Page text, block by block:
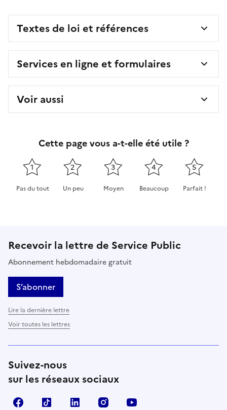
Textes de loi et références
Services en ligne et formulaires
Voir aussi
Cette page vous a-t-elle été utile ?
1
Pas du tout
2
Un peu
3
Moyen
4
Beaucoup
5
Parfait !
Recevoir la lettre de Service Public
Abonnement hebdomadaire gratuit
S’abonner
Lire la dernière lettre
Voir toutes les lettres
Suivez-nous
sur les réseaux sociaux
FacebookTikTok LinkedIn Instagram